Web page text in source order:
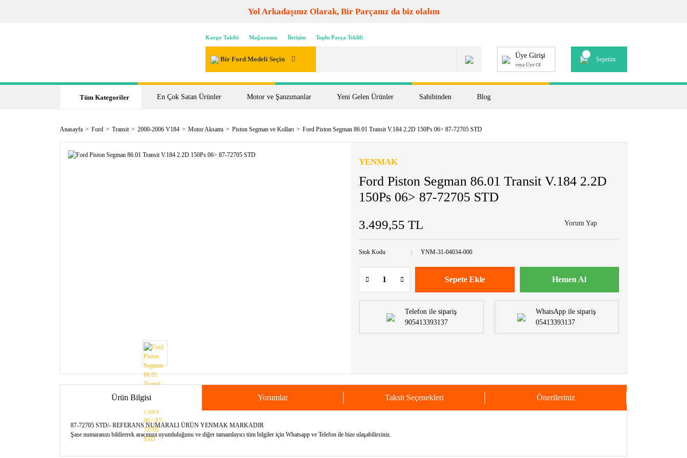
Yol Arkadaşınız Olarak, Bir Parçanız da biz olalım
Kargo Takibi Mağazamız İletişim Toplu Parça Teklifi
Bir Ford Modeli Seçin Üye Girişi
veya Üye Ol
Sepetim
Tüm Kategoriler En Çok Satan Ürünler Motor ve Şanzımanlar Yeni Gelen Ürünler Sahibinden Blog
Anasayfa Ford Transit 2000-2006 V184 Motor Aksamı Piston Segman ve Kolları Ford Piston Segman 86.01 Transit V.184 2.2D 150Ps 06> 87-72705 STD
YENMAK
Ford Piston Segman 86.01 Transit V.184 2.2D
150Ps 06> 87-72705 STD
3.499,55 TL Yorum Yap
Stok Kodu YNM-31-04034-000
Sepete Ekle Hemen Al
Telefon ile sipariş
905413393137
WhatsApp ile sipariş
05413393137
Ürün Bilgisi Yorumlar Taksit Seçenekleri Önerileriniz
87-72705 STD/- REFERANS NUMARALI ÜRÜN YENMAK MARKADIR
Şase numaranızı bildirerek aracınıza uyumluluğunu ve diğer tamamlayıcı tüm bilgiler için Whatsapp ve Telefon ile bize ulaşabilirsiniz.